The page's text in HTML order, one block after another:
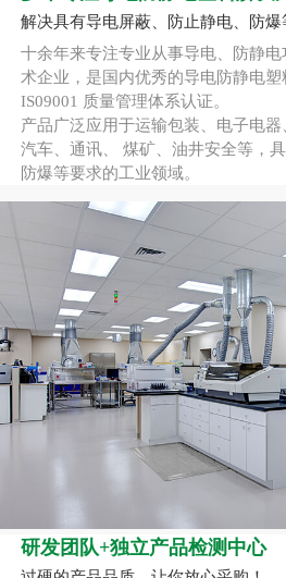
解决具有导电屏蔽、防止静电、防爆
十余年来专注专业从事导电、防静
术企业，是国内优秀的导电防静电
IS09001 质量管理体系认证。
产品广泛应用于运输包装、电子电器
汽车、通讯、 煤矿、油井安全等，
防爆等要求的工业领域。
研发团队+独立产品检测中心